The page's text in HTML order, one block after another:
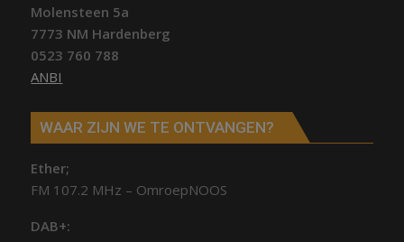
Molensteen 5a
7773 NM Hardenberg
0523 760 788
ANBI
WAAR ZIJN WE TE ONTVANGEN?
Ether;
FM 107.2 MHz – OmroepNOOS
DAB+: